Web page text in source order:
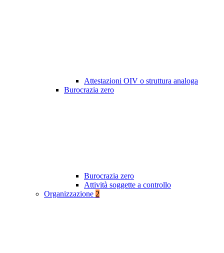
Attestazioni OIV o struttura analoga
Burocrazia zero
Burocrazia zero
Attività soggette a controllo
Organizzazione 2